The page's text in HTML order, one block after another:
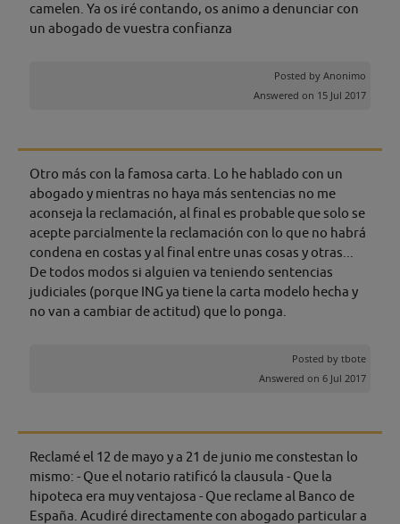
camelen. Ya os iré contando, os animo a denunciar con
un abogado de vuestra confianza
Posted by Anonimo
Answered on 15 Jul 2017
Otro más con la famosa carta. Lo he hablado con un
abogado y mientras no haya más sentencias no me
aconseja la reclamación, al final es probable que solo se
acepte parcialmente la reclamación con lo que no habrá
condena en costas y al final entre unas cosas y otras...
De todos modos si alguien va teniendo sentencias
judiciales (porque ING ya tiene la carta modelo hecha y
no van a cambiar de actitud) que lo ponga.
Posted by tbote
Answered on 6 Jul 2017
Reclamé el 12 de mayo y a 21 de junio me constestan lo
mismo: - Que el notario ratificó la clausula - Que la
hipoteca era muy ventajosa - Que reclame al Banco de
España. Acudiré directamente con abogado particular a